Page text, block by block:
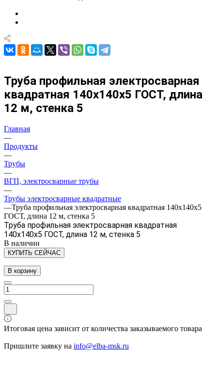
Труба профильная электросварная
квадратная 140х140х5 ГОСТ, длина
12 м, стенка 5
Главная
—
Продукты
—
Трубы
—
ВГП, электросварные трубы
—
Трубы электросварные квадратные
—Труба профильная электросварная квадратная 140х140х5
ГОСТ, длина 12 м, стенка 5
Труба профильная электросварная квадратная
140х140х5 ГОСТ, длина 12 м, стенка 5
В наличии
КУПИТЬ СЕЙЧАС
В корзину
Итоговая цена зависит от количества заказываемого товара
Пришлите заявку на info@elba-msk.ru